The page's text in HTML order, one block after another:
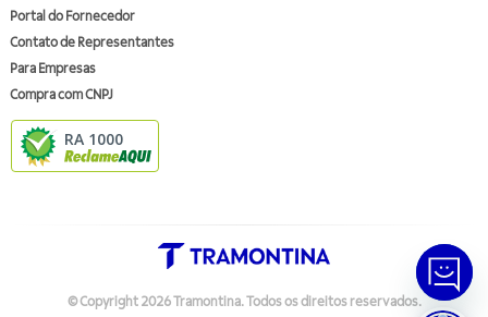
Portal do Fornecedor
Contato de Representantes
Para Empresas
Compra com CNPJ
RA 1000
© Copyright 2026Tramontina.Todos os direitos reservados.